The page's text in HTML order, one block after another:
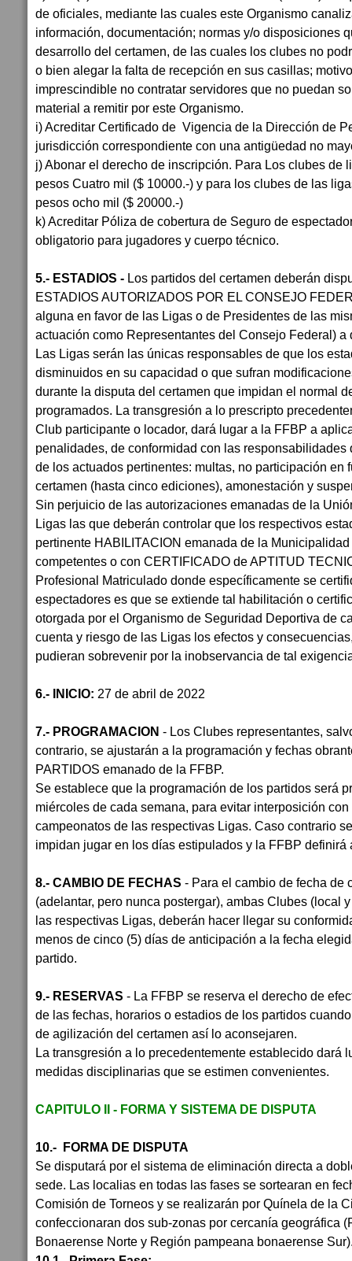
de oficiales, mediante las cuales este Organismo
información, documentación; normas y/o disposiciones
desarrollo del certamen, de las cuales los clubes no
o bien alegar la falta de recepción en sus casillas;
imprescindible no contratar servidores que no puedan
material a remitir por este Organismo.
i) Acreditar Certificado de Vigencia de la Dirección de
jurisdicción correspondiente con una antigüedad no
j) Abonar el derecho de inscripción. Para Los clubes de
pesos Cuatro mil ($ 10000.-) y para los clubes de las
pesos ocho mil ($ 20000.-)
k) Acreditar Póliza de cobertura de Seguro de
obligatorio para jugadores y cuerpo técnico.
5.- ESTADIOS - Los partidos del certamen deberán
ESTADIOS AUTORIZADOS POR EL CONSEJO
alguna en favor de las Ligas o de Presidentes de las
actuación como Representantes del Consejo Federal) a
Las Ligas serán las únicas responsables de que los
disminuidos en su capacidad o que sufran
durante la disputa del certamen que impidan el normal
programados. La transgresión a lo prescripto
Club participante o locador, dará lugar a la FFBP a
penalidades, de conformidad con las responsabilidades
de los actuados pertinentes: multas, no participación en
certamen (hasta cinco ediciones), amonestación y
Sin perjuicio de las autorizaciones emanadas de la
Ligas las que deberán controlar que los respectivos
pertinente HABILITACION emanada de la
competentes o con CERTIFICADO de APTITUD
Profesional Matriculado donde específicamente se
espectadores es que se extiende tal habilitación o
otorgada por el Organismo de Seguridad Deportiva de
cuenta y riesgo de las Ligas los efectos y
pudieran sobrevenir por la inobservancia de tal
6.- INICIO: 27 de abril de 2022
7.- PROGRAMACION - Los Clubes representantes,
contrario, se ajustarán a la programación y fechas
PARTIDOS emanado de la FFBP.
Se establece que la programación de los partidos será
miércoles de cada semana, para evitar interposición
campeonatos de las respectivas Ligas. Caso contrario
impidan jugar en los días estipulados y la FFBP definirá
8.- CAMBIO DE FECHAS - Para el cambio de fecha de
(adelantar, pero nunca postergar), ambas Clubes (local
las respectivas Ligas, deberán hacer llegar su
menos de cinco (5) días de anticipación a la fecha
partido.
9.- RESERVAS - La FFBP se reserva el derecho de
de las fechas, horarios o estadios de los partidos
de agilización del certamen así lo aconsejaren.
La transgresión a lo precedentemente establecido dará
medidas disciplinarias que se estimen convenientes.
CAPITULO II - FORMA Y SISTEMA DE DISPUTA
10.- FORMA DE DISPUTA
Se disputará por el sistema de eliminación directa a
sede. Las localias en todas las fases se sortearan en
Comisión de Torneos y se realizarán por Quínela de la
confeccionaran dos sub-zonas por cercanía geográfica
Bonaerense Norte y Región pampeana bonaerense